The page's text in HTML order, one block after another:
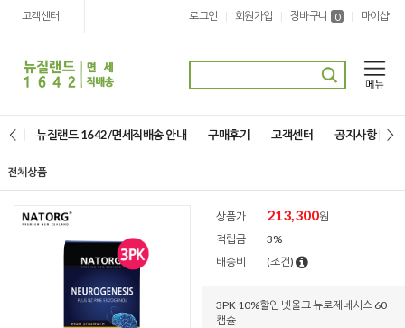
고객센터 로그인 | 회원가입 | 장바구니 0 | 마이샵
뉴질랜드 1642/면세직배송 안내 구매후기 고객센터 공지사항
전체상품
상품가 213,300원
적립금
3%
배송비
(조건)
3PK 10%할인 넷올그 뉴로제네시스 60
캡슐